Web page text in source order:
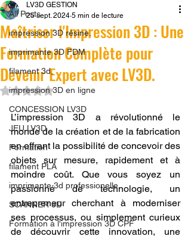
All Posts
impression 3D résine.
imprimante 3D FDM
filament 3d,
impression 3D en ligne
CONCESSION LV3D
JEU LV3D
Formation
filament PLA
imprimante 3d professionelle
SCANNER 3D
Formation à l'impression 3D CPF
Maîtriser l'Impression 3D : Une
Formation Complète pour
Devenir Expert avec LV3D.
LV3D GESTION
25 sept. 2024 5 min de lecture
Noté NaN étoiles sur 5.
L’impression 3D a révolutionné le
monde de la création et de la fabrication
en offrant la possibilité de concevoir des
objets sur mesure, rapidement et à
moindre coût. Que vous soyez un
passionné de technologie, un
entrepreneur cherchant à moderniser
ses processus, ou simplement curieux